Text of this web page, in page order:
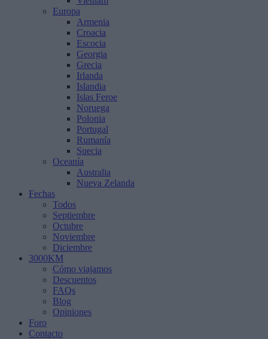
Europa
Armenia
Croacia
Escocia
Georgia
Grecia
Irlanda
Islandia
Islas Feroe
Noruega
Polonia
Portugal
Rumanía
Suecia
Oceanía
Australia
Nueva Zelanda
Fechas
Todos
Septiembre
Octubre
Noviembre
Diciembre
3000KM
Cómo viajamos
Descuentos
FAQs
Blog
Opiniones
Foro
Contacto